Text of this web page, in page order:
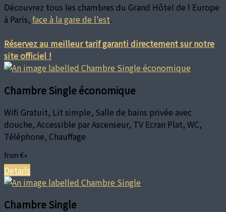
Découvrez tous les chambres du Grand Hôtel de l Europe
à Paris, face à la gare de l'est.
Réservez au meilleur tarif garanti directement sur notre
site officiel !
Chambre Single économique
Wifi Gratuit, Lit simple, Salle de bains privée avec
douche, Accessible par Ascenseur, TV Ecran Plat, WC,
Téléphone, Chauffage
from €*
Details
Chambre Single